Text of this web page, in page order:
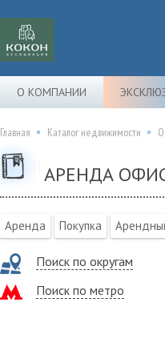
О КОМПАНИИ
Главная Каталог недвижимости
АРЕНДА
Аренда Покупка
Поиск по округам
Поиск по метро